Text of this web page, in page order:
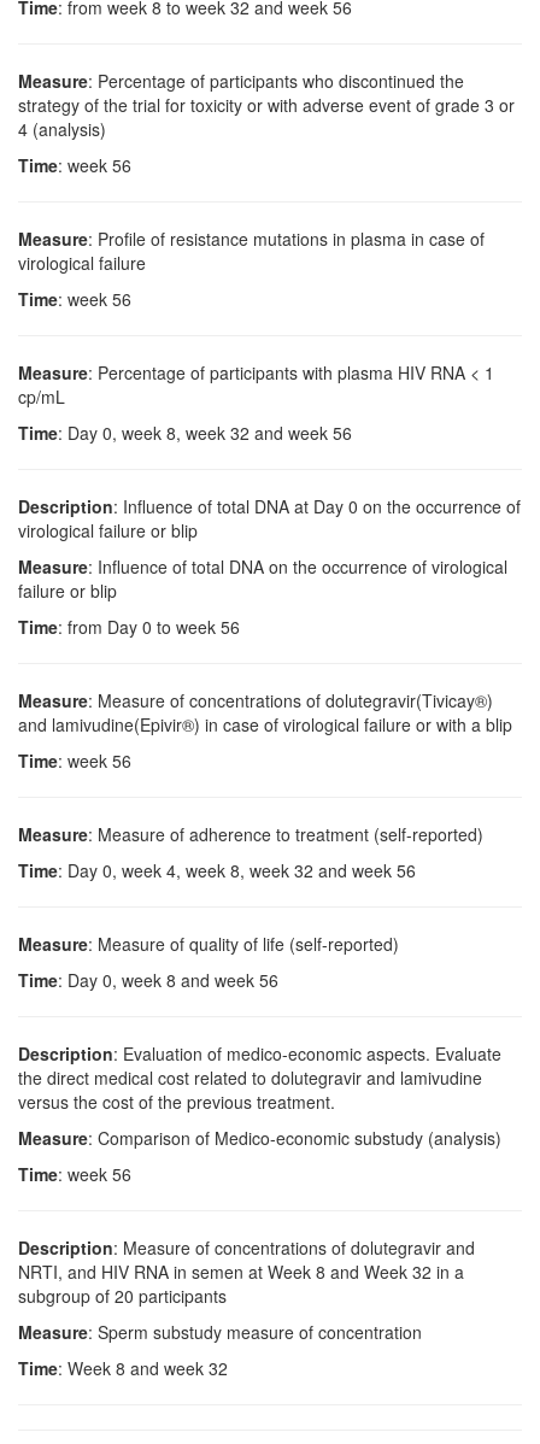
Time: from week 8 to week 32 and week 56
Measure: Percentage of participants who discontinued the
strategy of the trial for toxicity or with adverse event of grade 3 or
4 (analysis)
Time: week 56
Measure: Profile of resistance mutations in plasma in case of
virological failure
Time: week 56
Measure: Percentage of participants with plasma HIV RNA < 1
cp/mL
Time: Day 0, week 8, week 32 and week 56
Description: Influence of total DNA at Day 0 on the occurrence of
virological failure or blip
Measure: Influence of total DNA on the occurrence of virological
failure or blip
Time: from Day 0 to week 56
Measure: Measure of concentrations of dolutegravir(Tivicay®)
and lamivudine(Epivir®) in case of virological failure or with a blip
Time: week 56
Measure: Measure of adherence to treatment (self-reported)
Time: Day 0, week 4, week 8, week 32 and week 56
Measure: Measure of quality of life (self-reported)
Time: Day 0, week 8 and week 56
Description: Evaluation of medico-economic aspects. Evaluate
the direct medical cost related to dolutegravir and lamivudine
versus the cost of the previous treatment.
Measure: Comparison of Medico-economic substudy (analysis)
Time: week 56
Description: Measure of concentrations of dolutegravir and
NRTI, and HIV RNA in semen at Week 8 and Week 32 in a
subgroup of 20 participants
Measure: Sperm substudy measure of concentration
Time: Week 8 and week 32